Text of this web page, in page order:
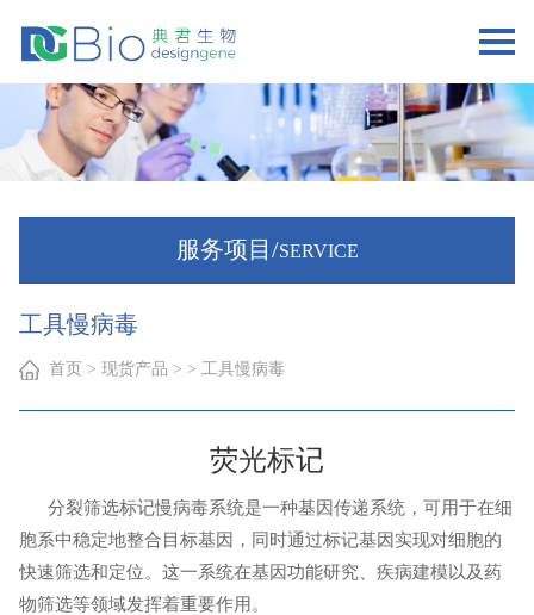
服务项目/SERVICE
工具慢病毒
首页> 现货产品 > > 工具慢病毒
荧光标记
分裂筛选标记慢病毒系统是一种基因传递系统，可用于在细
胞系中稳定地整合目标基因，同时通过标记基因实现对细胞的
快速筛选和定位。这一系统在基因功能研究、疾病建模以及药
物筛选等领域发挥着重要作用。